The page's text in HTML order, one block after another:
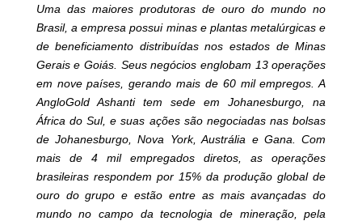
Uma das maiores produtoras de ouro do mundo no
Brasil, a empresa possui minas e plantas metalúrgicas e
de beneficiamento distribuídas nos estados de Minas
Gerais e Goiás. Seus negócios englobam 13 operações
em nove países, gerando mais de 60 mil empregos. A
AngloGold Ashanti tem sede em Johanesburgo, na
África do Sul, e suas ações são negociadas nas bolsas
de Johanesburgo, Nova York, Austrália e Gana. Com
mais de 4 mil empregados diretos, as operações
brasileiras respondem por 15% da produção global de
ouro do grupo e estão entre as mais avançadas do
mundo no campo da tecnologia de mineração, pela